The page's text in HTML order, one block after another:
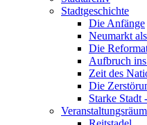
Stadtgeschichte
Die Anfänge
Neumarkt
Die
Aufbruch
Zeit des
Die
Starke Stadt